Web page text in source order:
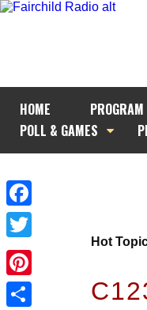
HOME PROGRAM
POLL & GAMES
Facebook
Twitter
Pinterest
Hot